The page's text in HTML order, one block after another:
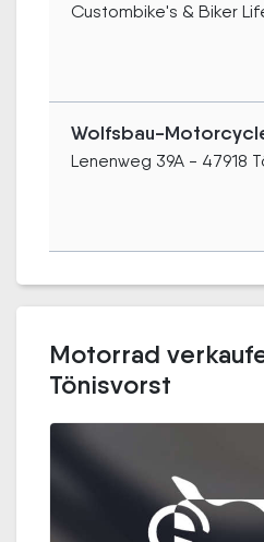
Custombike's & Biker
Wolfsbau-
Lenenweg 39A - 47918
Motorrad
Tönisvorst